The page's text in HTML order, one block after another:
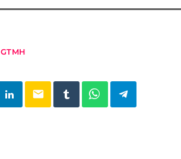
GTMH
email